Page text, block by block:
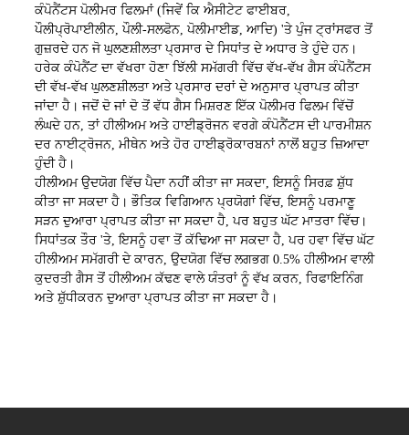
ਕੰਪੋਨੈਂਟਸ ਪੋਲੀਮਰ ਫਿਲਮਾਂ (ਜਿਵੇਂ ਕਿ ਐਸੀਟੇਟ ਫਾਈਬਰ,
ਪੌਲੀਪ੍ਰੋਪਾਈਲੀਨ, ਪੌਲੀ-ਸਲਫੋਨ, ਪੋਲੀਮਾਈਡ, ਆਦਿ) 'ਤੇ ਪੁੰਜ ਟ੍ਰਾਂਸਫਰ ਤੋਂ
ਗੁਜ਼ਰਦੇ ਹਨ ਜੋ ਘੁਲਣਸ਼ੀਲਤਾ ਪ੍ਰਸਾਰ ਦੇ ਸਿਧਾਂਤ ਦੇ ਅਧਾਰ ਤੇ ਹੁੰਦੇ ਹਨ।
ਹਰੇਕ ਕੰਪੋਨੈਂਟ ਦਾ ਵੱਖਰਾ ਹੋਣਾ ਝਿੱਲੀ ਸਮੱਗਰੀ ਵਿੱਚ ਵੱਖ-ਵੱਖ ਗੈਸ ਕੰਪੋਨੈਂਟਸ
ਦੀ ਵੱਖ-ਵੱਖ ਘੁਲਣਸ਼ੀਲਤਾ ਅਤੇ ਪ੍ਰਸਾਰ ਦਰਾਂ ਦੇ ਅਨੁਸਾਰ ਪ੍ਰਾਪਤ ਕੀਤਾ
ਜਾਂਦਾ ਹੈ। ਜਦੋਂ ਦੋ ਜਾਂ ਦੋ ਤੋਂ ਵੱਧ ਗੈਸ ਮਿਸ਼ਰਣ ਇੱਕ ਪੋਲੀਮਰ ਫਿਲਮ ਵਿੱਚੋਂ
ਲੰਘਦੇ ਹਨ, ਤਾਂ ਹੀਲੀਅਮ ਅਤੇ ਹਾਈਡ੍ਰੋਜਨ ਵਰਗੇ ਕੰਪੋਨੈਂਟਸ ਦੀ ਪਾਰਮੀਸ਼ਨ
ਦਰ ਨਾਈਟ੍ਰੋਜਨ, ਮੀਥੇਨ ਅਤੇ ਹੋਰ ਹਾਈਡ੍ਰੋਕਾਰਬਨਾਂ ਨਾਲੋਂ ਬਹੁਤ ਜ਼ਿਆਦਾ
ਹੁੰਦੀ ਹੈ।
ਹੀਲੀਅਮ ਉਦਯੋਗ ਵਿੱਚ ਪੈਦਾ ਨਹੀਂ ਕੀਤਾ ਜਾ ਸਕਦਾ, ਇਸਨੂੰ ਸਿਰਫ਼ ਸ਼ੁੱਧ
ਕੀਤਾ ਜਾ ਸਕਦਾ ਹੈ। ਭੌਤਿਕ ਵਿਗਿਆਨ ਪ੍ਰਯੋਗਾਂ ਵਿੱਚ, ਇਸਨੂੰ ਪਰਮਾਣੂ
ਸੜਨ ਦੁਆਰਾ ਪ੍ਰਾਪਤ ਕੀਤਾ ਜਾ ਸਕਦਾ ਹੈ, ਪਰ ਬਹੁਤ ਘੱਟ ਮਾਤਰਾ ਵਿੱਚ।
ਸਿਧਾਂਤਕ ਤੌਰ 'ਤੇ, ਇਸਨੂੰ ਹਵਾ ਤੋਂ ਕੱਢਿਆ ਜਾ ਸਕਦਾ ਹੈ, ਪਰ ਹਵਾ ਵਿੱਚ ਘੱਟ
ਹੀਲੀਅਮ ਸਮੱਗਰੀ ਦੇ ਕਾਰਨ, ਉਦਯੋਗ ਵਿੱਚ ਲਗਭਗ 0.5% ਹੀਲੀਅਮ ਵਾਲੀ
ਕੁਦਰਤੀ ਗੈਸ ਤੋਂ ਹੀਲੀਅਮ ਕੱਢਣ ਵਾਲੇ ਯੰਤਰਾਂ ਨੂੰ ਵੱਖ ਕਰਨ, ਰਿਫਾਇਨਿੰਗ
ਅਤੇ ਸ਼ੁੱਧੀਕਰਨ ਦੁਆਰਾ ਪ੍ਰਾਪਤ ਕੀਤਾ ਜਾ ਸਕਦਾ ਹੈ।